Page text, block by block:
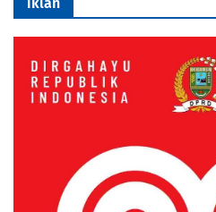
iklan